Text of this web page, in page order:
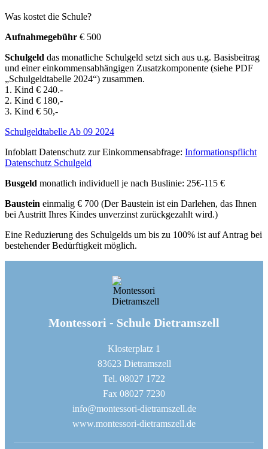
Was kostet die Schule?
Aufnahmegebühr € 500
Schulgeld das monatliche Schulgeld setzt sich aus u.g. Basisbeitrag
und einer einkommensabhängigen Zusatzkomponente (siehe PDF
„Schulgeldtabelle 2024“) zusammen.
1. Kind € 240.-
2. Kind € 180,-
3. Kind € 50,-
Schulgeldtabelle Ab 09 2024
Infoblatt Datenschutz zur Einkommensabfrage: Informationspflicht
Datenschutz Schulgeld
Busgeld monatlich individuell je nach Buslinie: 25€-115 €
Baustein einmalig € 700 (Der Baustein ist ein Darlehen, das Ihnen
bei Austritt Ihres Kindes unverzinst zurückgezahlt wird.)
Eine Reduzierung des Schulgelds um bis zu 100% ist auf Antrag bei
bestehender Bedürftigkeit möglich.
Montessori - Schule Dietramszell
Klosterplatz 1
83623 Dietramszell
Tel. 08027 1722
Fax 08027 7230
info@montessori-dietramszell.de
www.montessori-dietramszell.de